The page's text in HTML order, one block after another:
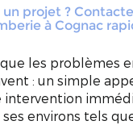
un projet ?
à Cognac
les problèmes
: un simple
intervention
environs tels